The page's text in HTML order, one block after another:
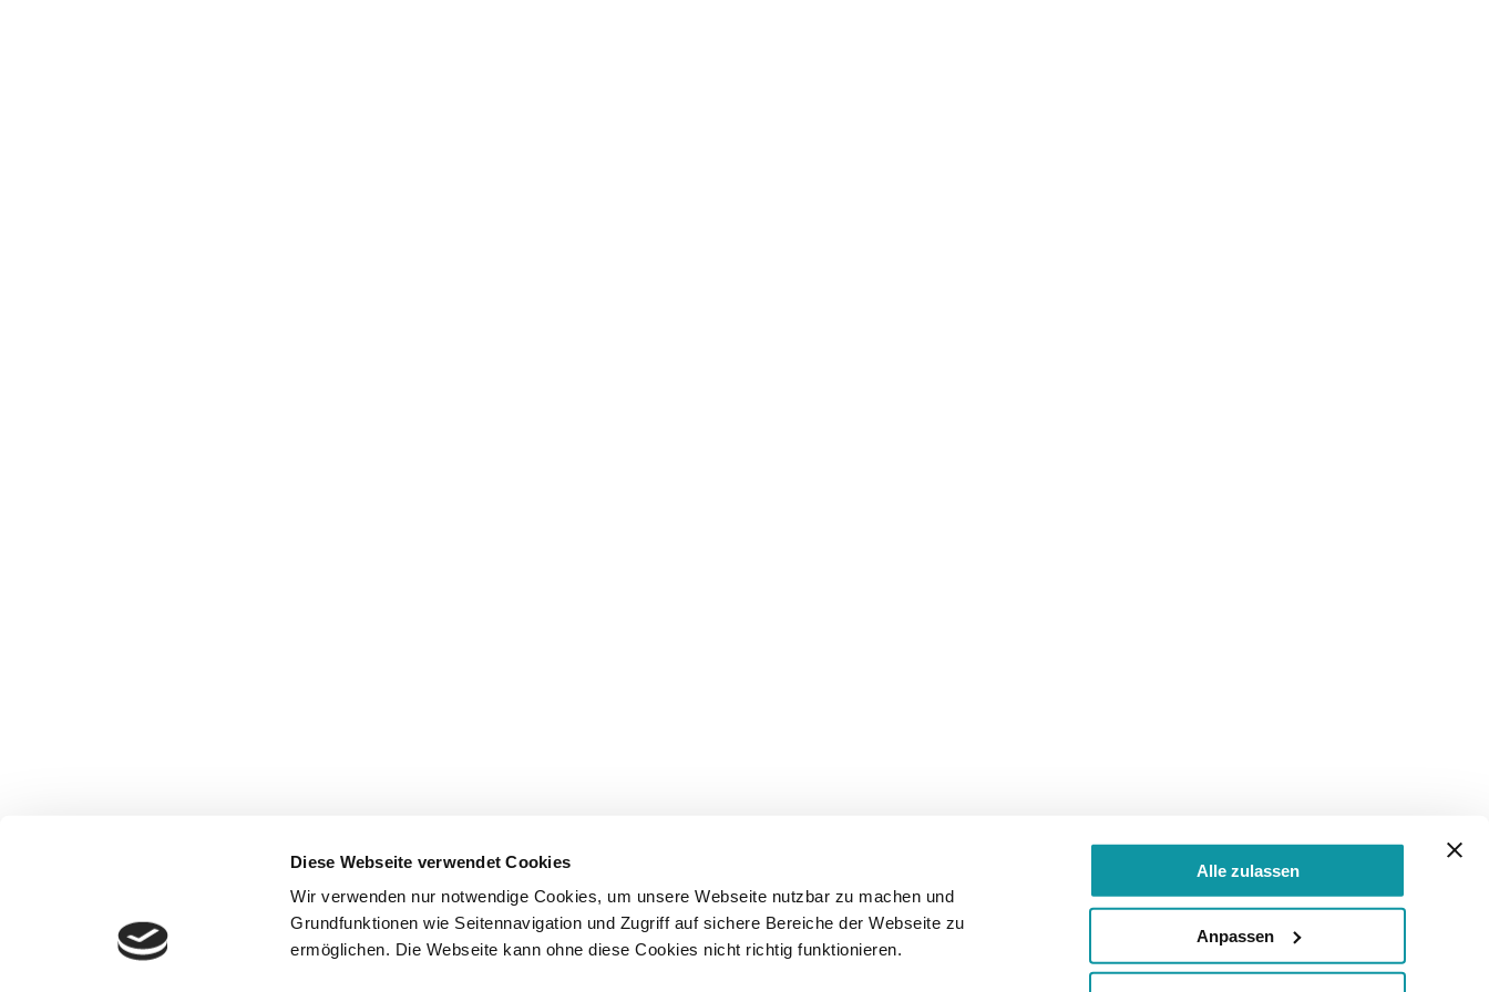
Diese Webseite verwendet Cookies
Wir verwenden nur notwendige Cookies, um unsere Webseite nutzbar zu machen und
Grundfunktionen wie Seitennavigation und Zugriff auf sichere Bereiche der Webseite zu
ermöglichen. Die Webseite kann ohne diese Cookies nicht richtig funktionieren.
Alle zulassen
Anpassen